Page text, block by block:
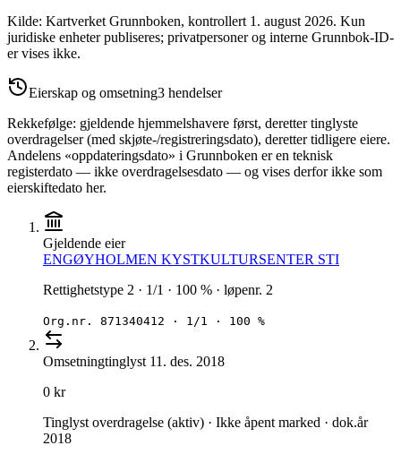
Kilde: Kartverket Grunnboken, kontrollert 1. august 2026. Kun
juridiske enheter publiseres; privatpersoner og interne Grunnbok-ID-
er vises ikke.
Eierskap og omsetning3 hendelser
Rekkefølge: gjeldende hjemmelshavere først, deretter tinglyste
overdragelser (med skjøte-/registreringsdato), deretter tidligere eiere.
Andelens «oppdateringsdato» i Grunnboken er en teknisk
registerdato — ikke overdragelsesdato — og vises derfor ikke som
eierskiftedato her.
Gjeldende eier
ENGØYHOLMEN KYSTKULTURSENTER STI
Rettighetstype 2 · 1/1 · 100 % · løpenr. 2
Org.nr. 871340412 · 1/1 · 100 %
Omsetningtinglyst 11. des. 2018
0 kr
Tinglyst overdragelse (aktiv) · Ikke åpent marked · dok.år
2018